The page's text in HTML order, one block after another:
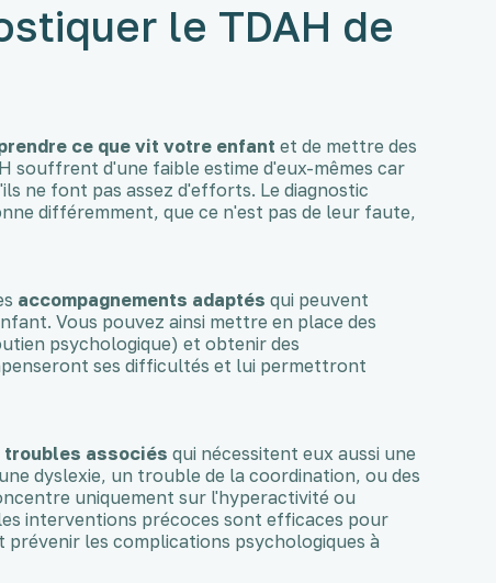
le TDAH de
ce que vit votre enfant et de mettre des
souffrent d'une faible estime d'eux-mêmes car
ne font pas assez d'efforts. Le diagnostic
différemment, que ce n'est pas de leur faute,
accompagnements adaptés qui peuvent
Vous pouvez ainsi mettre en place des
psychologique) et obtenir des
ses difficultés et lui permettront
troubles associés qui nécessitent eux aussi une
dyslexie, un trouble de la coordination, ou des
uniquement sur l'hyperactivité ou
interventions précoces sont efficaces pour
les complications psychologiques à